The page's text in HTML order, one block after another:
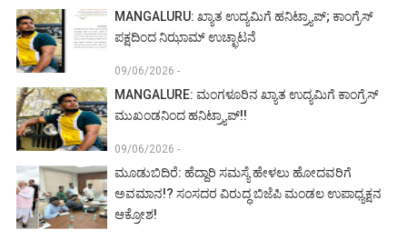
MANGALURU: ಖ್ಯಾತ ಉದ್ಯಮಿಗೆ ಹನಿಟ್ರ್ಯಾಪ್; ಕಾಂಗ್ರೆಸ್
ಪಕ್ಷದಿಂದ ನಿಝಾಮ್ ಉಚ್ಛಾಟನೆ
09/06/2026 -
MANGALURE: ಮಂಗಳೂರಿನ ಖ್ಯಾತ ಉದ್ಯಮಿಗೆ ಕಾಂಗ್ರೆಸ್
ಮುಖಂಡನಿಂದ ಹನಿಟ್ರ್ಯಾಪ್!!
09/06/2026 -
ಮೂಡುಬಿದಿರೆ: ಹೆದ್ದಾರಿ ಸಮಸ್ಯೆ ಹೇಳಲು ಹೋದವರಿಗೆ
ಅವಮಾನ!? ಸಂಸದರ ವಿರುದ್ಧ ಬಿಜೆಪಿ ಮಂಡಲ ಉಪಾಧ್ಯಕ್ಷನ
ಆಕ್ರೋಶ!